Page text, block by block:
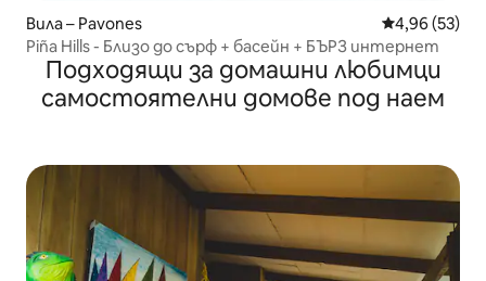
Вила – Pavones Средна
4,96 (53)
Piña Hills - Близо до сърф + басейн + БЪРЗ интернет
Подходящи за домашни любимци
самостоятелни домове под наем